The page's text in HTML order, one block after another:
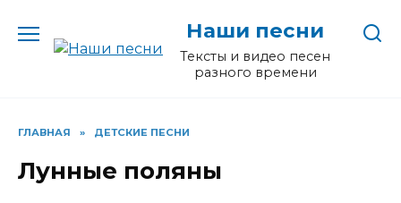
содержанию
Наши песни
Тексты и видео песен
разного времени
ГЛАВНАЯ » ДЕТСКИЕ ПЕСНИ
Лунные поляны